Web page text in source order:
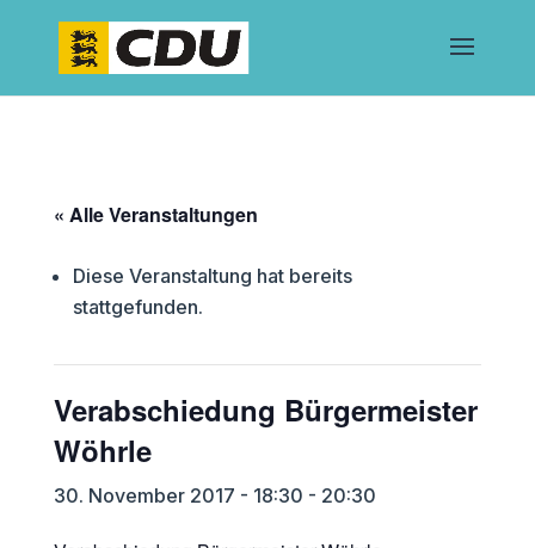
« Alle Veranstaltungen
Diese Veranstaltung hat bereits
stattgefunden.
Verabschiedung Bürgermeister
Wöhrle
30. November 2017 - 18:30 - 20:30